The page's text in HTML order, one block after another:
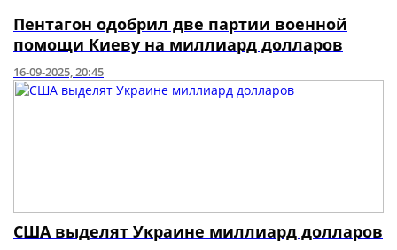
Пентагон одобрил две партии военной
помощи Киеву на миллиард долларов
16-09-2025, 20:45
США выделят Украине миллиард долларов